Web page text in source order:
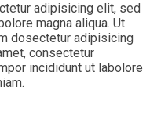
adipisicing elit, sed
magna aliqua. Ut
dosectetur adipisicing
consectetur
incididunt ut labolore